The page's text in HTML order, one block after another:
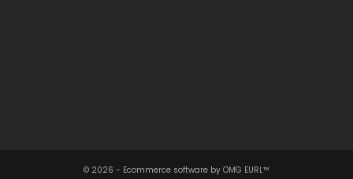
© 2026 - Ecommerce software by OMG EURL™